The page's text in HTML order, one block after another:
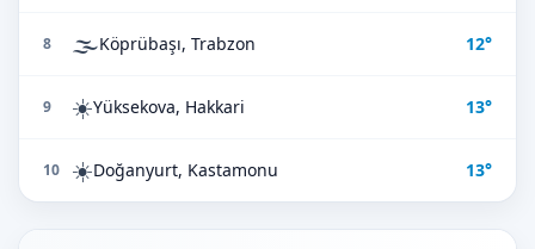
8 🌫️Köprübaşı, Trabzon 12°
9 ☀️Yüksekova, Hakkari 13°
10 ☀️Doğanyurt, Kastamonu 13°